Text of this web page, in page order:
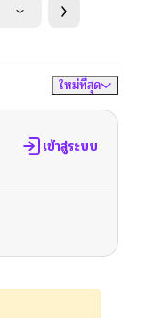
ใหม่ที่สุด
เข้าสู่ระบบ